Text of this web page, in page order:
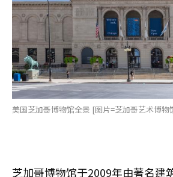
美国芝加哥博物馆全景 [图片=芝加哥艺术博物
芝加哥博物馆于2009年由著名